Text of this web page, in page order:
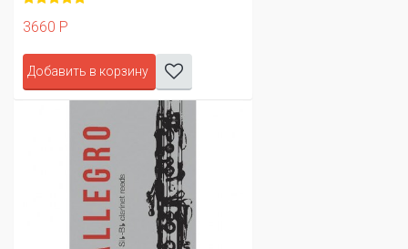
3660 Р
Добавить в корзину